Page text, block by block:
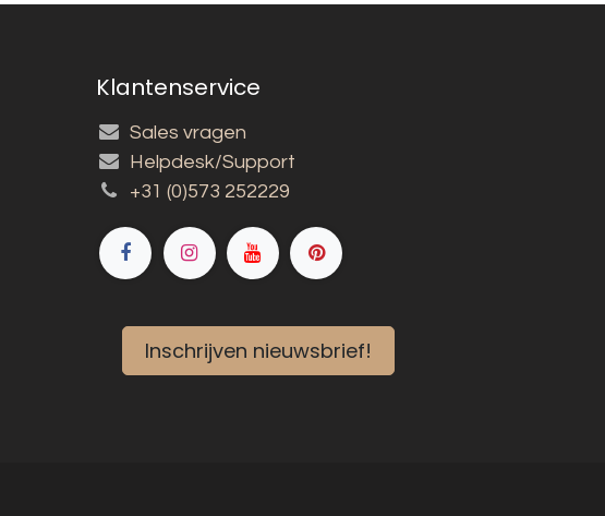
Klantenservice
Sales vragen
Helpdesk/Support
+31 (0)573 252229
Inschrijven nieuwsbrief!